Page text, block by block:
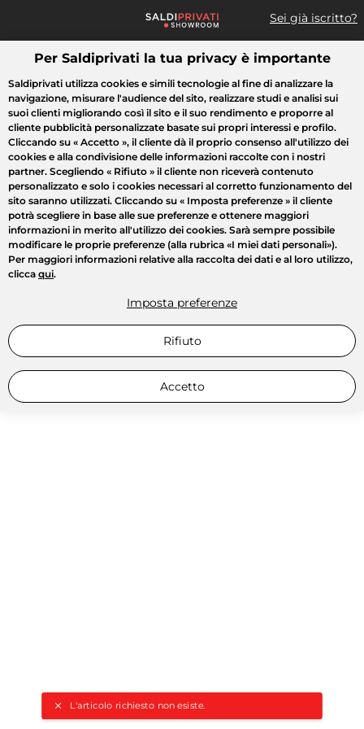
Sei già iscritto?
Cosa cerchi?
L'articolo richiesto non esiste.
Tutte le vendite Moda Casa Bellezza Elettrodomestici
Per Saldiprivati la tua privacy è importante
Saldiprivati utilizza cookies e simili tecnologie al fine di analizzare la
navigazione, misurare l'audience del sito, realizzare studi e analisi sui
suoi clienti migliorando così il sito e il suo rendimento e proporre al
cliente pubblicità personalizzate basate sui propri interessi e profilo.
Cliccando su « Accetto », il cliente dà il proprio consenso all'utilizzo dei
cookies e alla condivisione delle informazioni raccolte con i nostri
partner. Scegliendo « Rifiuto » il cliente non riceverà contenuto
personalizzato e solo i cookies necessari al corretto funzionamento del
sito saranno utilizzati. Cliccando su « Imposta preferenze » il cliente
potrà scegliere in base alle sue preferenze e ottenere maggiori
informazioni in merito all'utilizzo dei cookies. Sarà sempre possibile
modificare le proprie preferenze (alla rubrica «I miei dati personali»).
Per maggiori informazioni relative alla raccolta dei dati e al loro utilizzo,
clicca qui.
Imposta preferenze
Rifiuto
Accetto